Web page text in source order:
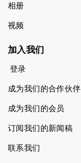
相册
视频
加入我们
登录
成为我们的合作伙伴
成为我们的会员
订阅我们的新闻稿
联系我们